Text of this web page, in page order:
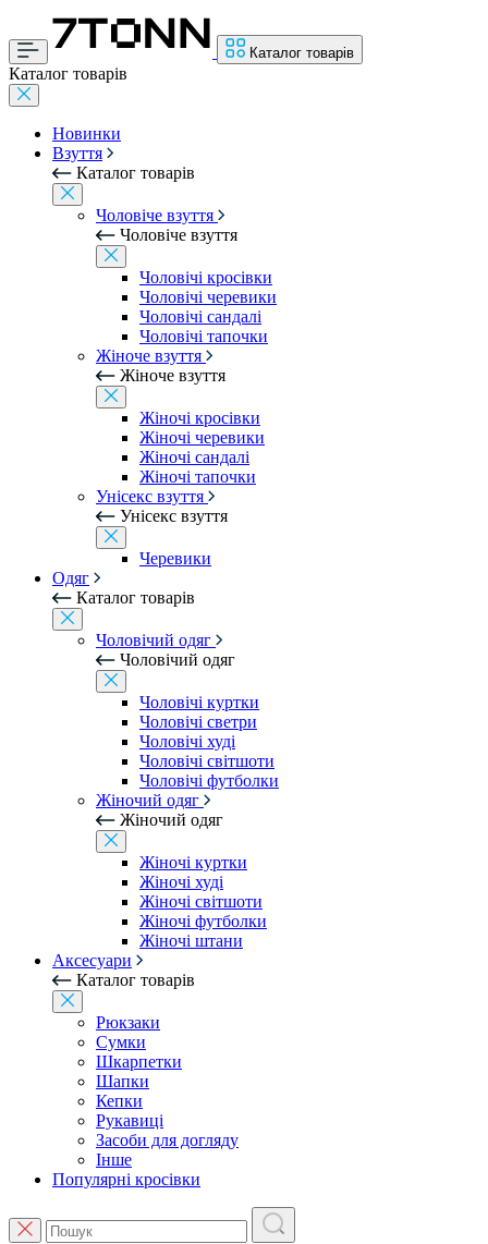
Каталог товарів
Каталог товарів
Новинки
Взуття
Каталог товарів
Чоловіче взуття
Чоловіче взуття
Чоловічі кросівки
Чоловічі черевики
Чоловічі сандалі
Чоловічі тапочки
Жіноче взуття
Жіноче взуття
Жіночі кросівки
Жіночі черевики
Жіночі сандалі
Жіночі тапочки
Унісекс взуття
Унісекс взуття
Черевики
Одяг
Каталог товарів
Чоловічий одяг
Чоловічий одяг
Чоловічі куртки
Чоловічі светри
Чоловічі худі
Чоловічі світшоти
Чоловічі футболки
Жіночий одяг
Жіночий одяг
Жіночі куртки
Жіночі худі
Жіночі світшоти
Жіночі футболки
Жіночі штани
Аксесуари
Каталог товарів
Рюкзаки
Сумки
Шкарпетки
Шапки
Кепки
Рукавиці
Засоби для догляду
Інше
Популярні кросівки